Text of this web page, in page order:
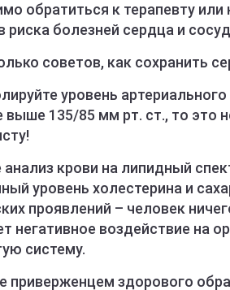
обратиться к терапевту
риска болезней сердца и
советов, как сохранить
уровень
выше 135/85 мм рт. ст., то это
анализ крови на липидный
уровень холестерина и
проявлений – человек
негативное воздействие на
систему.
приверженцем здорового